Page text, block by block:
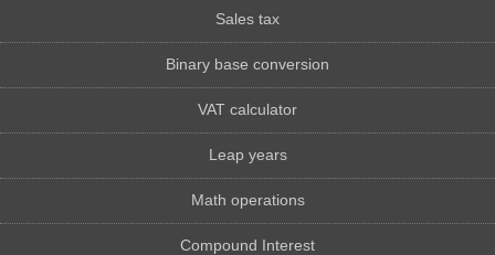
Sales tax
Binary base conversion
VAT calculator
Leap years
Math operations
Compound Interest